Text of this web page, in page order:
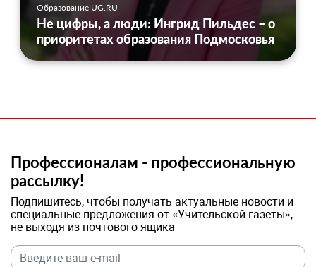
Образование UG.RU
Не цифры, а люди: Ингрид Пильдес – о
приоритетах образования Подмосковья
Профессионалам - профессиональную
рассылку!
Подпишитесь, чтобы получать актуальные новости и
специальные предложения от «Учительской газеты»,
не выходя из почтового ящика